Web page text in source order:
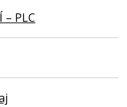
– PLC